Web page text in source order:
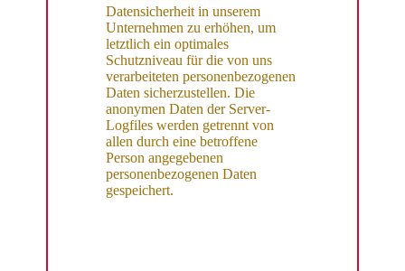
Datensicherheit in unserem
Unternehmen zu erhöhen, um
letztlich ein optimales
Schutzniveau für die von uns
verarbeiteten personenbezogenen
Daten sicherzustellen. Die
anonymen Daten der Server-
Logfiles werden getrennt von
allen durch eine betroffene
Person angegebenen
personenbezogenen Daten
gespeichert.